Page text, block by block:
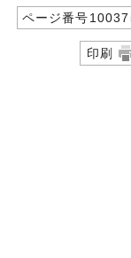
ページ番号
印刷